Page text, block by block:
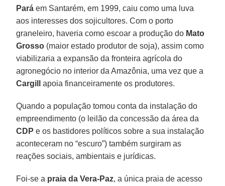
Pará em Santarém, em 1999, caiu como uma luva
aos interesses dos sojicultores. Com o porto
graneleiro, haveria como escoar a produção do Mato
Grosso (maior estado produtor de soja), assim como
viabilizaria a expansão da fronteira agrícola do
agronegócio no interior da Amazônia, uma vez que a
Cargillapoia financeiramente os produtores.
Quando a população tomou conta da instalação do
empreendimento (o leilão da concessão da área da
CDP e os bastidores políticos sobre a sua instalação
aconteceram no “escuro”) também surgiram as
reações sociais, ambientais e jurídicas.
Foi-se a praia da Vera-Paz, a única praia de acesso